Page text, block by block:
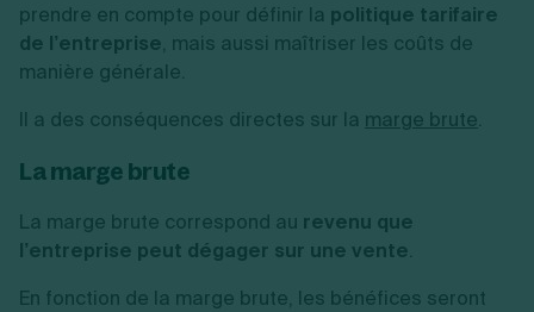
prendre en compte pour définir la politique tarifaire
de l’entreprise, mais aussi maîtriser les coûts de
manière générale.
Il a des conséquences directes sur la marge brute.
La marge brute
La marge brute correspond au revenu que
l’entreprise peut dégager sur une vente.
En fonction de la marge brute, les bénéfices seront